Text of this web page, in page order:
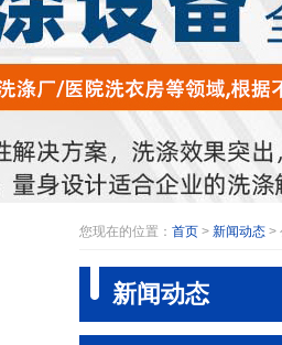
您现在的位置： 首页 > 新闻动态 >
新闻动态